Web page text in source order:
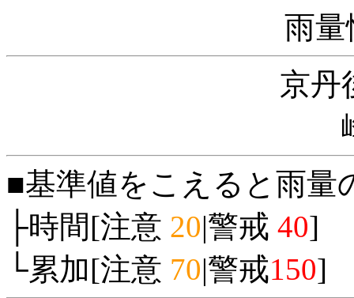
雨量
京丹
■基準値をこえると雨量
├時間[注意 20|警戒 40]
└累加[注意 70|警戒150]